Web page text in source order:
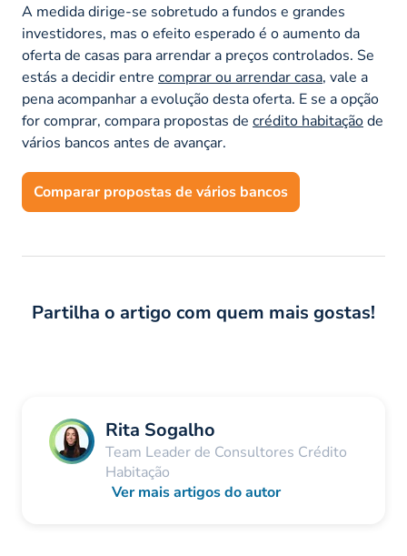
A medida dirige-se sobretudo a fundos e grandes
investidores, mas o efeito esperado é o aumento da
oferta de casas para arrendar a preços controlados. Se
estás a decidir entre comprar ou arrendar casa, vale a
pena acompanhar a evolução desta oferta. E se a opção
for comprar, compara propostas de crédito habitaçãode
vários bancos antes de avançar.
Comparar propostas de vários bancos
Partilha o artigo com quem mais gostas!
Rita Sogalho
Team Leader de Consultores Crédito
Habitação
Ver mais artigos do autor